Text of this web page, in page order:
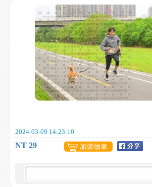
2024-03-09 14:23:10
NT 29 加購物車